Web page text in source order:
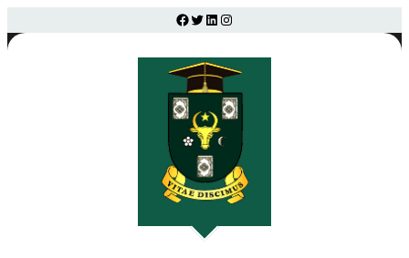
Facebook
Twitter
LinkedIn
Instagram